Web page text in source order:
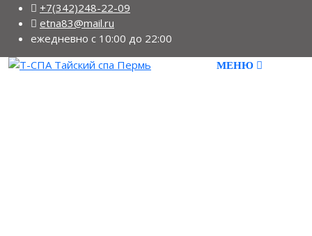
+7(342)248-22-09
etna83@mail.ru
ежедневно с 10:00 до 22:00